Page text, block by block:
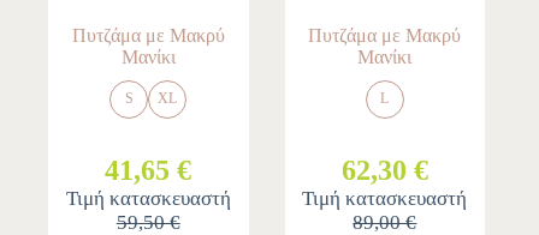
Πυτζάμα με Μακρύ
Μανίκι
S XL
41,65 €
Τιμή κατασκευαστή
59,50 €
Πυτζάμα με Μακρύ
Μανίκι
L
62,30 €
Τιμή κατασκευαστή
89,00 €